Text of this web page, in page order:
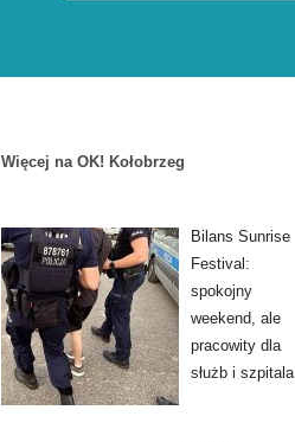
Więcej na OK! Kołobrzeg
Bilans Sunrise
Festival:
spokojny
weekend, ale
pracowity dla
służb i szpitala